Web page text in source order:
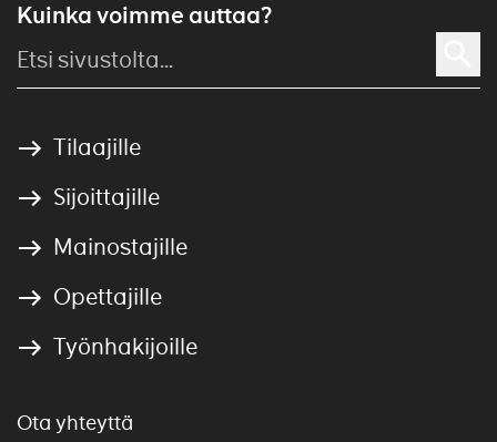
Kuinka voimme auttaa?
Tilaajille
Sijoittajille
Mainostajille
Opettajille
Työnhakijoille
Ota yhteyttä